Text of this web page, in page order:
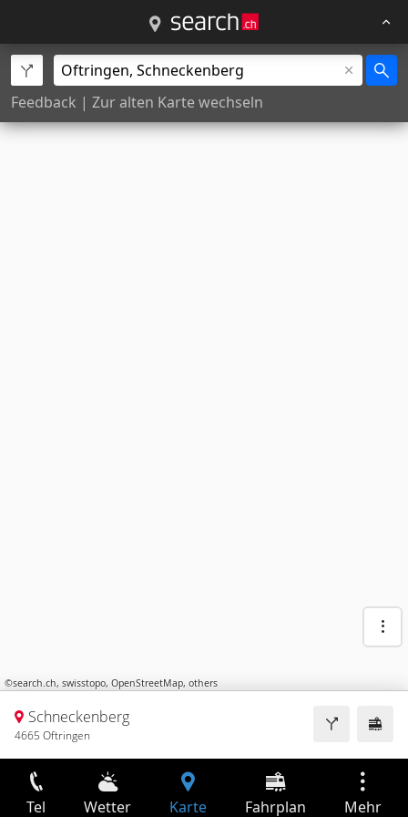
Feedback | Zur alten Karte wechseln
©search.ch, swisstopo, OpenStreetMap, others
Schneckenberg
4665 Oftringen
Tel Wetter Karte Fahrplan Mehr